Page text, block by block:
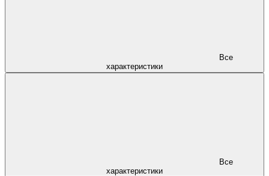
характеристики
характеристики